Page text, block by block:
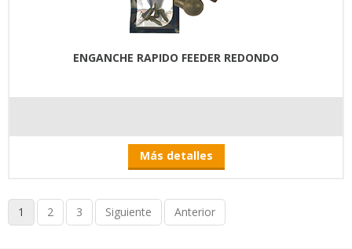
ENGANCHE RAPIDO FEEDER REDONDO
Más detalles
1 2 3 Siguiente Anterior